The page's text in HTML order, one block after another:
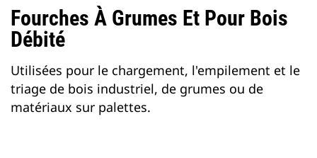
Fourches À Grumes Et Pour Bois
Débité
Utilisées pour le chargement, l'empilement et le
triage de bois industriel, de grumes ou de
matériaux sur palettes.